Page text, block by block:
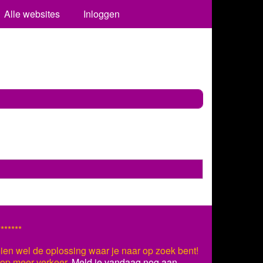
Alle websites Inloggen
wel de oplossing waar je naar op zoek bent!